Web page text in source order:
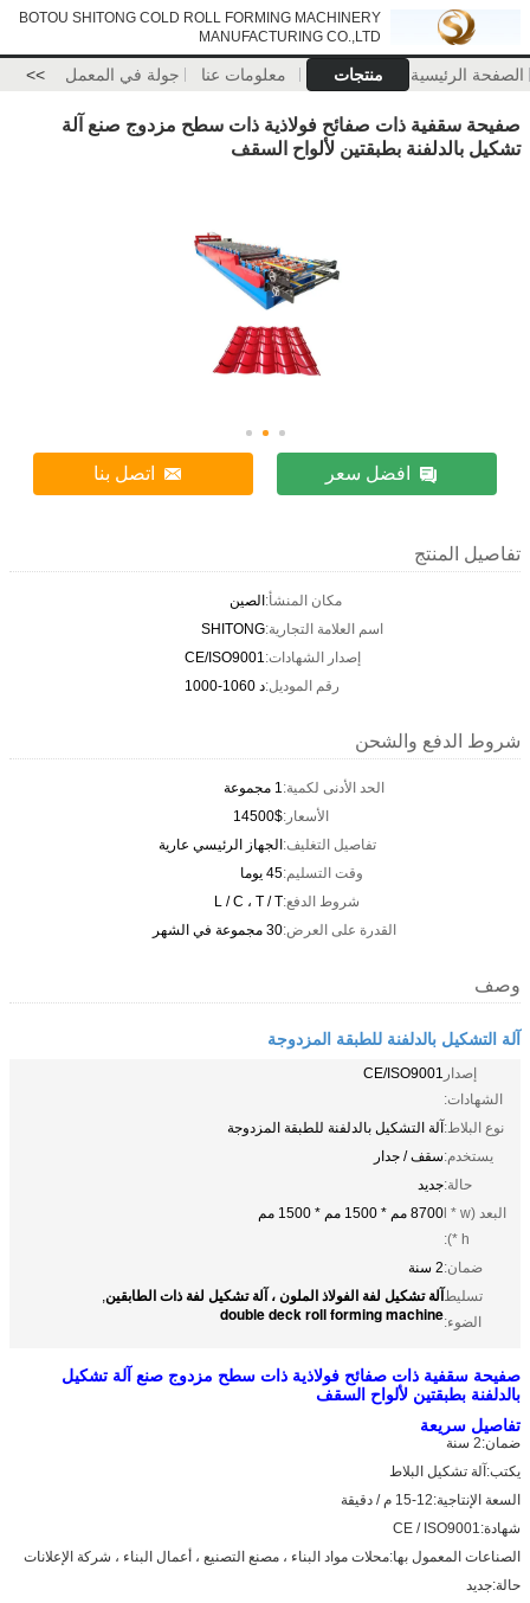
BOTOU SHITONG COLD ROLL FORMING MACHINERY
MANUFACTURING CO.,LTD
الصفحة الرئيسية منتجات معلومات عنا جولة في المعمل >>
صفيحة سقفية ذات صفائح فولاذية ذات سطح مزدوج صنع آلة
تشكيل بالدلفنة بطبقتين لألواح السقف
افضل سعر اتصل بنا
تفاصيل المنتج
مكان المنشأ:الصين
اسم العلامة التجارية:SHITONG
إصدار الشهادات:CE/ISO9001
رقم الموديل:د 1060-1000
شروط الدفع والشحن
الحد الأدنى لكمية:1 مجموعة
الأسعار:14500$
تفاصيل التغليف:الجهاز الرئيسي عارية
وقت التسليم:45 يوما
شروط الدفع:L / C ، T / T
القدرة على العرض:30 مجموعة في الشهر
وصف
آلة التشكيل بالدلفنة للطبقة المزدوجة
إصدار
الشهادات:
CE/ISO9001
نوع البلاط:آلة التشكيل بالدلفنة للطبقة المزدوجة
يستخدم:سقف / جدار
حالة:جديد
البعد (l * w
* h):
8700 مم * 1500 مم * 1500 مم
ضمان:2 سنة
تسليط
الضوء:
آلة تشكيل لفة الفولاذ الملون ، آلة تشكيل لفة ذات الطابقين,
double deck roll forming machine
صفيحة سقفية ذات صفائح فولاذية ذات سطح مزدوج صنع آلة تشكيل
بالدلفنة بطبقتين لألواح السقف
تفاصيل سريعة
ضمان:2 سنة
يكتب:آلة تشكيل البلاط
السعة الإنتاجية:12-15 م / دقيقة
شهادة:CE / ISO9001
الصناعات المعمول بها:محلات مواد البناء ، مصنع التصنيع ، أعمال البناء ، شركة الإعلانات
حالة:جديد